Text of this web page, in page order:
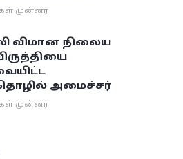
முன்னர்
விமான நிலைய
அமைச்சர்
முன்னர்